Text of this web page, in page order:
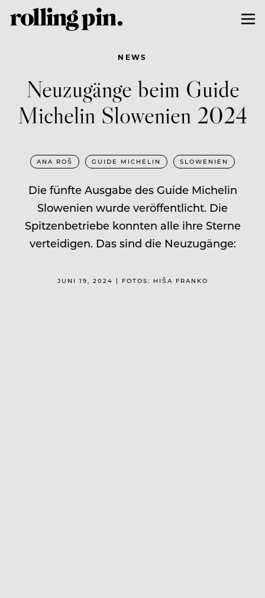
NEWS
Neuzugänge beim Guide
Michelin Slowenien 2024
ANA ROŠ GUIDE MICHELIN SLOWENIEN
Die fünfte Ausgabe des Guide Michelin
Slowenien wurde veröffentlicht. Die
Spitzenbetriebe konnten alle ihre Sterne
verteidigen. Das sind die Neuzugänge:
JUNI 19, 2024 | FOTOS: HIŠA FRANKO